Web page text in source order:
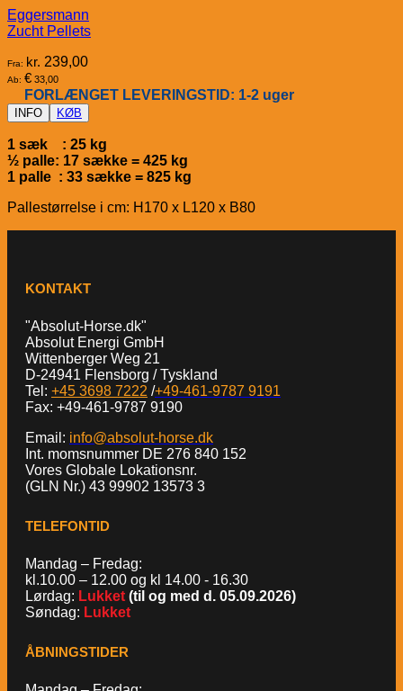
Eggersmann
Zucht Pellets
Fra: kr. 239,00
Ab: € 33,00
FORLÆNGET LEVERINGSTID: 1-2 uger
INFO KØB
1 sæk : 25 kg
½ palle: 17 sække = 425 kg
1 palle : 33 sække = 825 kg
Pallestørrelse i cm: H170 x L120 x B80
KONTAKT
"Absolut-Horse.dk"
Absolut Energi GmbH
Wittenberger Weg 21
D-24941 Flensborg / Tyskland
Tel: +45 3698 7222 /+49-461-9787 9191
Fax: +49-461-9787 9190
Email: info@absolut-horse.dk
Int. momsnummer DE 276 840 152
Vores Globale Lokationsnr.
(GLN Nr.) 43 99902 13573 3
TELEFONTID
Mandag – Fredag:
kl.10.00 – 12.00 og kl 14.00 - 16.30
Lørdag: Lukket (til og med d. 05.09.2026)
Søndag: Lukket
ÅBNINGSTIDER